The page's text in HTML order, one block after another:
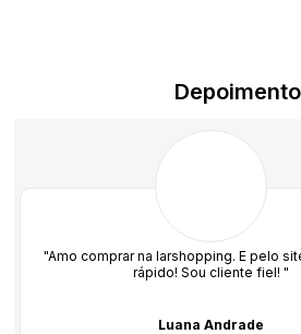
"Amo comprar na larshopping. E pelo
rápido! Sou cliente fiel! "
Luana Andrade